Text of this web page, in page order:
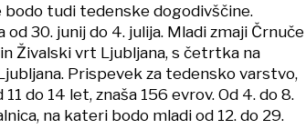
bodo tudi tedenske dogodivščine.
30. junij do 4. julija. Mladi zmaji Črnuče
Živalski vrt Ljubljana, s četrtka na
Prispevek za tedensko varstvo,
do 14 let, znaša 156 evrov. Od 4. do 8.
na kateri bodo mladi od 12. do 29.